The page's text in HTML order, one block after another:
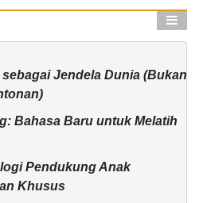
sebagai Jendela Dunia (Bukan
Bahasa Baru untuk Melatih
Pendukung Anak
Khusus